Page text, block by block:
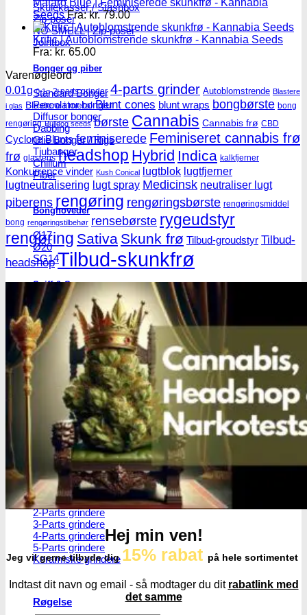
Skulekasser / Stashbox
Zip-poser
NO SMELL | Zip-poser
Jointbox
Bonger og piber
Standard Bonger
Percolator bonger
Diffusor bonger
Dabbing
Olie Bonger / Rigs
Tjubanger
Chillum
Piber
Bonghoveder
Ø17
Ø20
SG14
Sniff & Snus
Master blastere
Snuff Box
Snifferør
Sniffesæt
Pulverbeholdere
Pulverknusere
Digital vægte
0,1g vægte
0,01g vægte
0,001g vægte
Grindere
2-Parts grindere
3-Parts grindere
4-Parts grindere
5-Parts grindere
Keramiske grindere
Røgelse
Mataro Blue | Feminiserede skunkfrø - Kannabia
Seeds Fra:kr.79.00
Kritic | Autoblomstrende skunkfrø - Kannabia Seeds
Fra: kr. 65.00
Varenøgleord
0.01g 0.1g 2-parts grinder 4-parts grinder Autoblomstrende Blastere
i glas Blastere i metal Blunt cones blunt wraps bongbørste bong
rengøring Bulldog seeds børste Cannabis Cannabis frø CBD
Cyclone Blunts feminiserede Feminiseret cannabis frø
frø glasrens headshop Hybrid Indica kalkfjerner
Konkurrence vinder Kush Conical lugtblok lugtfjerner
lugtneutralisering lugt spray Medicinsk neutraliser lugt
piberens rengøring rengøringsbørste rengøringsmiddel
bong rengøringstilbehør rensebørste rygeudstyr
rengøring Sativa Skunk frø Tilbud-groudstyr Tilbud-
headshop Tilbud-skunkfrø
Hej min ven!
Jeg vil gerne tilbyde dig 15% rabat på hele sortimentet
Indtast dit navn og email - så modtager du dit rabatlink med
det samme